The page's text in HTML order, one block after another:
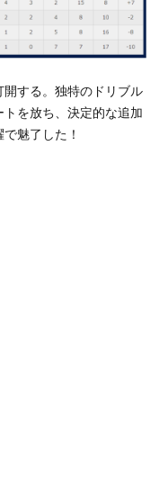
する。独特のドリブル
を放ち、決定的な追加
魅了した！